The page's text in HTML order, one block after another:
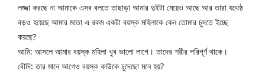
লজ্জা করছে না আমাকে এসব বলতে তাছাড়া আমার দুইটা মেয়েও আছে আর তারা যথেষ্ঠ
বড়ও হয়েছে আমার মতো এ রকম একটা বয়স্ক মহিলাকে কেন তোমার চুদতে ইচ্ছে
করছে?
আমি: আসলে আমার বয়স্ক মহিলা খুব ভালো লাগে। তাদের শরীর পরিপূর্ণ থাকে।
বৌদি: তার মানে আগেও বয়স্ক কাউকে চুদেছো মনে হয়?